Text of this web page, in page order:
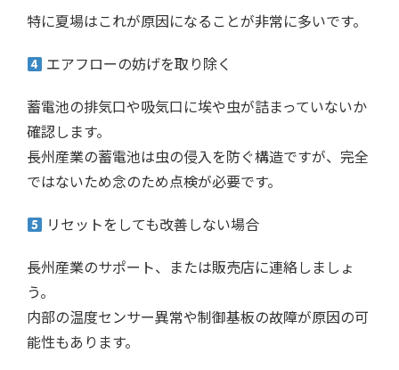
特に夏場はこれが原因になることが非常に多いです。
エアフローの妨げを取り除く
蓄電池の排気口や吸気口に埃や虫が詰まっていないか
確認します。
長州産業の蓄電池は虫の侵入を防ぐ構造ですが、完全
ではないため念のため点検が必要です。
リセットをしても改善しない場合
長州産業のサポート、または販売店に連絡しましょ
う。
内部の温度センサー異常や制御基板の故障が原因の可
能性もあります。